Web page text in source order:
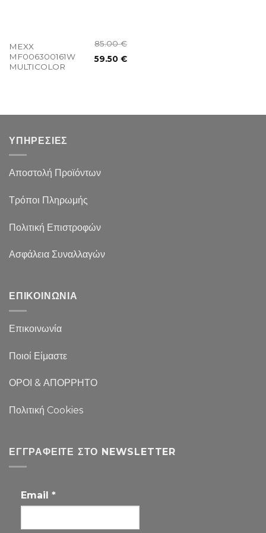
MEXX
MF006300161W
MULTICOLOR
85.00€
59.50€
ΥΠΗΡΕΣΙΕΣ
Αποστολή Προϊόντων
Τρόποι Πληρωμής
Πολιτική Επιστροφών
Ασφάλεια Συναλλαγών
ΕΠΙΚΟΙΝΩΝΙΑ
Επικοινωνία
Ποιοί Είμαστε
ΟΡΟΙ & ΑΠΟΡΡΗΤΟ
Πολιτική Cookies
ΕΓΓΡΑΦΕΊΤΕ ΣΤΟ NEWSLETTER
Email *